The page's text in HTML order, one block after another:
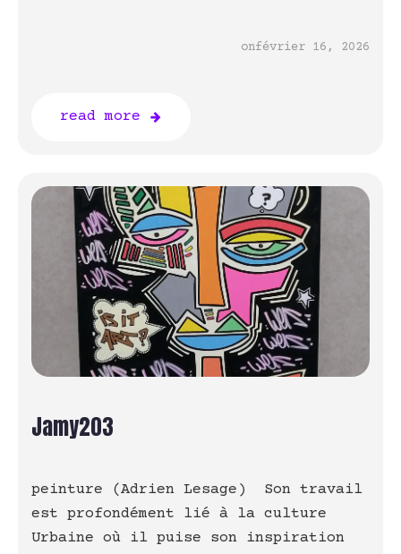
onfévrier 16, 2026
read more
Jamy203
peinture (Adrien Lesage) Son travail
est profondément lié à la culture
Urbaine où il puise son inspiration